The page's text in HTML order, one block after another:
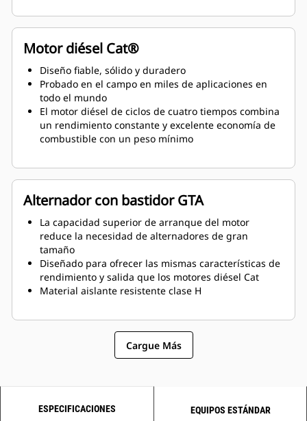
Motor diésel Cat®
Diseño fiable, sólido y duradero
Probado en el campo en miles de aplicaciones en
todo el mundo
El motor diésel de ciclos de cuatro tiempos combina
un rendimiento constante y excelente economía de
combustible con un peso mínimo
Alternador con bastidor GTA
La capacidad superior de arranque del motor
reduce la necesidad de alternadores de gran
tamaño
Diseñado para ofrecer las mismas características de
rendimiento y salida que los motores diésel Cat
Material aislante resistente clase H
Cargue Más
ESPECIFICACIONES EQUIPOS ESTÁNDAR